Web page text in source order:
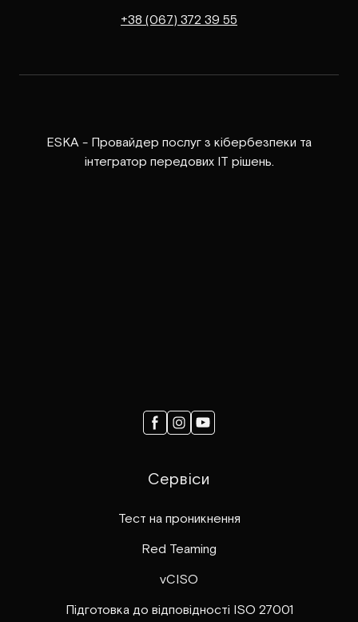
+38 (067) 372 39 55
ESKA - Провайдер послуг з кібербезпеки та
інтегратор передових ІТ рішень.
Сервіси
Тест на проникнення
Red Teaming
vCISO
Підготовка до відповідності ISO 27001